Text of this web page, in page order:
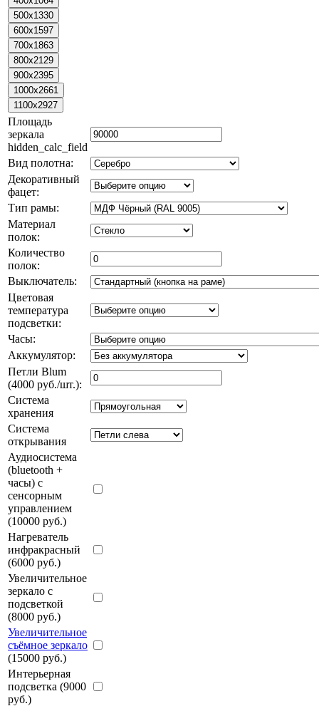
Площадь
зеркала
hidden_calc_field
Вид полотна:
Декоративный
фацет:
Тип рамы:
Материал
полок:
Количество
полок:
Выключатель:
Цветовая
температура
подсветки:
Часы:
Аккумулятор:
Петли Blum
(4000 руб./шт.):
Система
хранения
Система
открывания
Аудиосистема
(bluetooth +
часы) с
сенсорным
управлением
(10000 руб.)
Нагреватель
инфракрасный
(6000 руб.)
Увеличительное
зеркало с
подсветкой
(8000 руб.)
Увеличительное
съёмное зеркало
(15000 руб.)
Интерьерная
подсветка (9000
руб.)